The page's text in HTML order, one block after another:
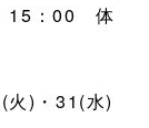
15：00 体
)・31(水)